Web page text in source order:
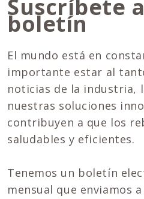
Suscríbete
boletín
El mundo está en
importante estar al
noticias de la industria,
nuestras soluciones
contribuyen a que los
saludables y eficientes.
Tenemos un boletín
mensual que enviamos